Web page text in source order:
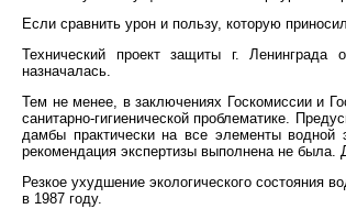
Если сравнить урон и пользу, которую
Технический проект защиты г. Ленинграда
назначалась.
Тем не менее, в заключениях Госкомиссии и
санитарно-гигиенической проблематике.
дамбы практически на все элементы водной
рекомендация экспертизы выполнена не была.
Резкое ухудшение экологического состояния
в 1987 году.